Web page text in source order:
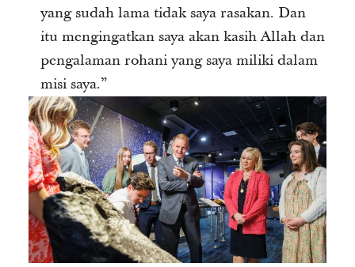
yang sudah lama tidak saya rasakan. Dan
itu mengingatkan saya akan kasih Allah dan
pengalaman rohani yang saya miliki dalam
misi saya.”